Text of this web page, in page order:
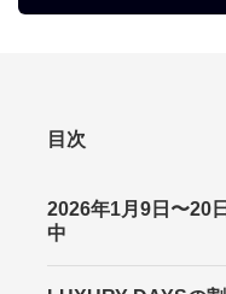
目次
2026年1月9日〜20
中